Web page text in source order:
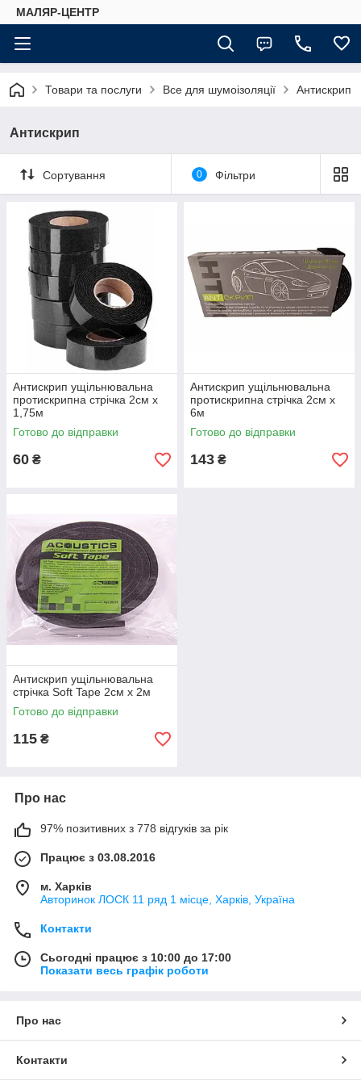
МАЛЯР-ЦЕНТР
Товари та послуги Все для шумоізоляції Антискрип
Антискрип
Сортування 0 Фільтри
Антискрип ущільнювальна
протискрипна стрічка 2см х
1,75м
Готово до відправки
60 ₴
Антискрип ущільнювальна
протискрипна стрічка 2см х
6м
Готово до відправки
143 ₴
Антискрип ущільнювальна
стрічка Soft Tape 2см х 2м
Готово до відправки
115 ₴
Про нас
97% позитивних з 778 відгуків за рік
Працює з 03.08.2016
м. Харків
Авторинок ЛОСК 11 ряд 1 місце, Харків, Україна
Контакти
Сьогодні працює з 10:00 до 17:00
Показати весь графік роботи
Про нас
Контакти